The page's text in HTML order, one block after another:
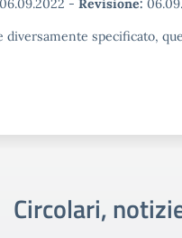
06.09.2022 - Revisione:
diversamente specificato,
Circolari,